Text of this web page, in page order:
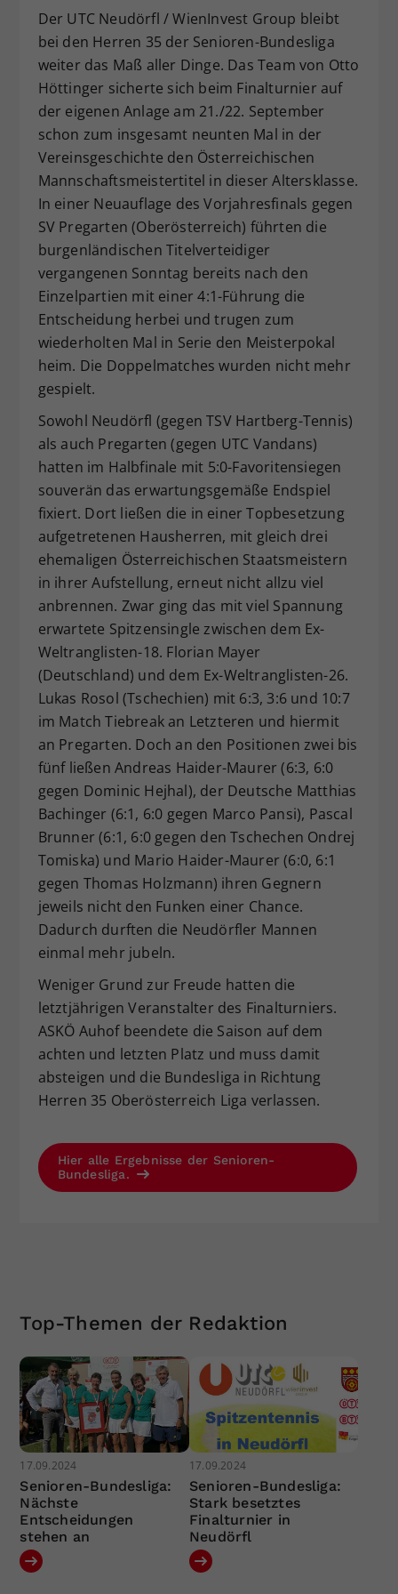
Der UTC Neudörfl / WienInvest Group bleibt
bei den Herren 35 der Senioren-Bundesliga
weiter das Maß aller Dinge. Das Team von Otto
Höttinger sicherte sich beim Finalturnier auf
der eigenen Anlage am 21./22. September
schon zum insgesamt neunten Mal in der
Vereinsgeschichte den Österreichischen
Mannschaftsmeistertitel in dieser Altersklasse.
In einer Neuauflage des Vorjahresfinals gegen
SV Pregarten (Oberösterreich) führten die
burgenländischen Titelverteidiger
vergangenen Sonntag bereits nach den
Einzelpartien mit einer 4:1-Führung die
Entscheidung herbei und trugen zum
wiederholten Mal in Serie den Meisterpokal
heim. Die Doppelmatches wurden nicht mehr
gespielt.
Sowohl Neudörfl (gegen TSV Hartberg-Tennis)
als auch Pregarten (gegen UTC Vandans)
hatten im Halbfinale mit 5:0-Favoritensiegen
souverän das erwartungsgemäße Endspiel
fixiert. Dort ließen die in einer Topbesetzung
aufgetretenen Hausherren, mit gleich drei
ehemaligen Österreichischen Staatsmeistern
in ihrer Aufstellung, erneut nicht allzu viel
anbrennen. Zwar ging das mit viel Spannung
erwartete Spitzensingle zwischen dem Ex-
Weltranglisten-18. Florian Mayer
(Deutschland) und dem Ex-Weltranglisten-26.
Lukas Rosol (Tschechien) mit 6:3, 3:6 und 10:7
im Match Tiebreak an Letzteren und hiermit
an Pregarten. Doch an den Positionen zwei bis
fünf ließen Andreas Haider-Maurer (6:3, 6:0
gegen Dominic Hejhal), der Deutsche Matthias
Bachinger (6:1, 6:0 gegen Marco Pansi), Pascal
Brunner (6:1, 6:0 gegen den Tschechen Ondrej
Tomiska) und Mario Haider-Maurer (6:0, 6:1
gegen Thomas Holzmann) ihren Gegnern
jeweils nicht den Funken einer Chance.
Dadurch durften die Neudörfler Mannen
einmal mehr jubeln.
Weniger Grund zur Freude hatten die
letztjährigen Veranstalter des Finalturniers.
ASKÖ Auhof beendete die Saison auf dem
achten und letzten Platz und muss damit
absteigen und die Bundesliga in Richtung
Herren 35 Oberösterreich Liga verlassen.
Hier alle Ergebnisse der Senioren-
Bundesliga.
Top-Themen der Redaktion
17.09.2024
Senioren-Bundesliga:
Nächste
Entscheidungen
stehen an
17.09.2024
Senioren-Bundesliga:
Stark besetztes
Finalturnier in
Neudörfl
Zweck
Dieser Wert speichert Ihre Consent-
Einstellungen. Unter anderem eine
zufällig generierte ID, für die
historische Speicherung Ihrer
Webseiten-Betreiber dies eingestellt
hat.